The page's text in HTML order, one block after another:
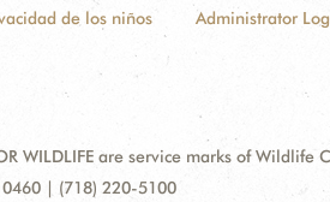
de los niños Administrator
WILDLIFE are service marks of Wildlife
| (718) 220-5100